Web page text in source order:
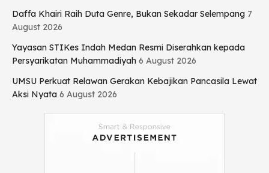
Daffa Khairi Raih Duta Genre, Bukan Sekadar Selempang 7
August 2026
Yayasan STIKes Indah Medan Resmi Diserahkan kepada
Persyarikatan Muhammadiyah 6 August 2026
UMSU Perkuat Relawan Gerakan Kebajikan Pancasila Lewat
Aksi Nyata 6 August 2026